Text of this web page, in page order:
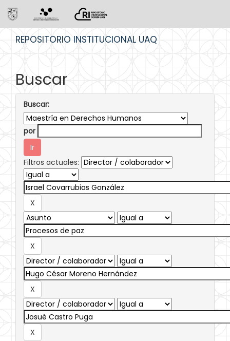
REPOSITORIO INSTITUCIONAL UAQ
Buscar
Buscar:
por
Filtros actuales: